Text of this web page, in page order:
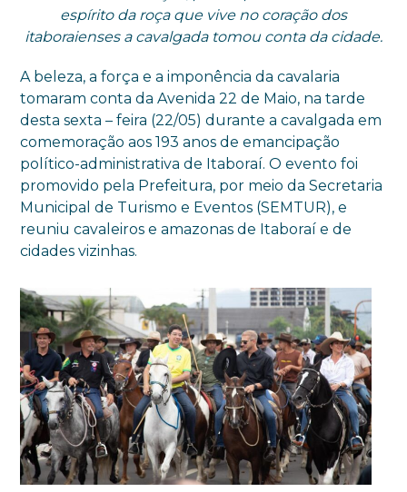
espírito da roça que vive no coração dos
itaboraienses a cavalgada tomou conta da cidade.
A beleza, a força e a imponência da cavalaria
tomaram conta da Avenida 22 de Maio, na tarde
desta sexta – feira (22/05) durante a cavalgada em
comemoração aos 193 anos de emancipação
político-administrativa de Itaboraí. O evento foi
promovido pela Prefeitura, por meio da Secretaria
Municipal de Turismo e Eventos (SEMTUR), e
reuniu cavaleiros e amazonas de Itaboraí e de
cidades vizinhas.